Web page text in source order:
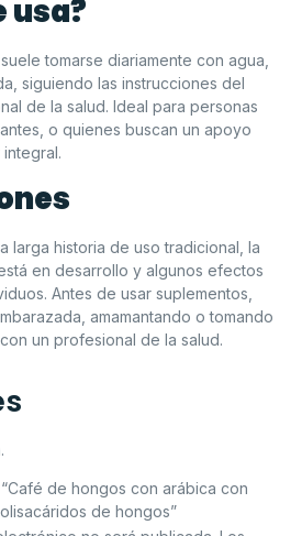
usa?
tomarse diariamente con agua,
siguiendo las instrucciones del
de la salud. Ideal para personas
o quienes buscan un apoyo
larga historia de uso tradicional, la
en desarrollo y algunos efectos
Antes de usar suplementos,
amamantando o tomando
un profesional de la salud.
de hongos con arábica con
de hongos”